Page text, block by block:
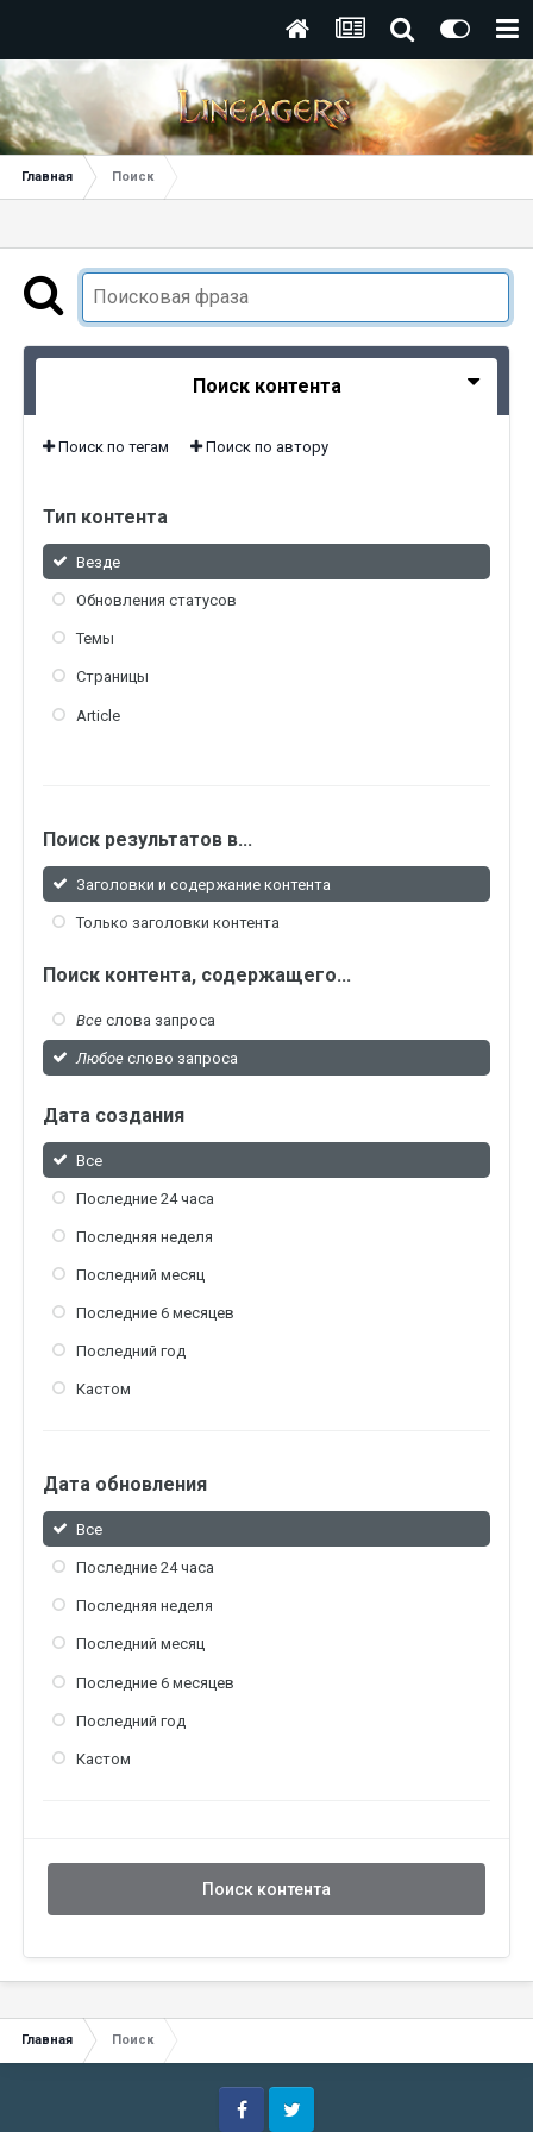
Главная Поиск
Поиск контента
Поиск по тегам Поиск по автору
Тип контента
Везде
Обновления статусов
Темы
Страницы
Article
Поиск результатов в...
Заголовки и содержание контента
Только заголовки контента
Поиск контента, содержащего...
Все слова запроса
Любое слово запроса
Дата создания
Все
Последние 24 часа
Последняя неделя
Последний месяц
Последние 6 месяцев
Последний год
Кастом
Дата обновления
Все
Последние 24 часа
Последняя неделя
Последний месяц
Последние 6 месяцев
Последний год
Кастом
Поиск контента
Главная Поиск